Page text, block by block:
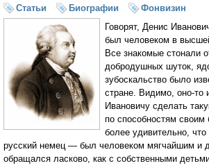
Статьи Биографии
Фонвизин
Говорят, Денис
был человеком в
Все знакомые стонали
добродушных шуток,
зубоскальство было
стране. Видимо, оно-то
Ивановичу сделать
по способностям
более удивительно,
русский немец — был человеком мягчайшим и
обращался ласково, как с собственными